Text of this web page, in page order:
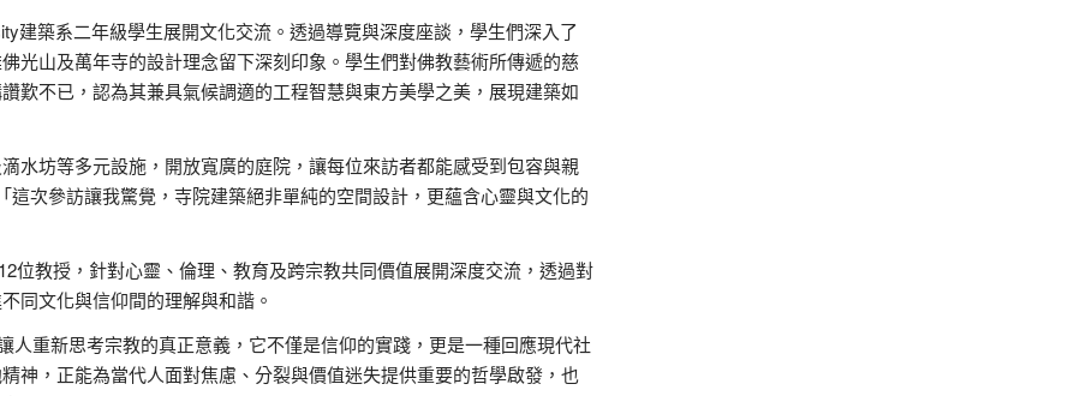
建築系二年級學生展開文化交流。透過導覽與深度座談，學生們深入了
光山及萬年寺的設計理念留下深刻印象。學生們對佛教藝術所傳遞的慈
歎不已，認為其兼具氣候調適的工程智慧與東方美學之美，展現建築如
水坊等多元設施，開放寬廣的庭院，讓每位來訪者都能感受到包容與親
次參訪讓我驚覺，寺院建築絕非單純的空間設計，更蘊含心靈與文化的
位教授，針對心靈、倫理、教育及跨宗教共同價值展開深度交流，透過對
同文化與信仰間的理解與和諧。
人重新思考宗教的真正意義，它不僅是信仰的實踐，更是一種回應現代社
神，正能為當代人面對焦慮、分裂與價值迷失提供重要的哲學啟發，也